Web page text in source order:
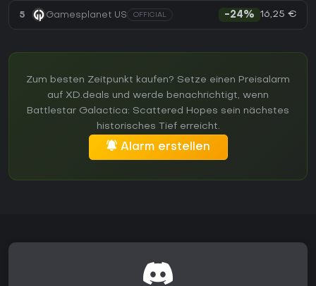
5 Gamesplanet US OFFICIAL -24% 16,25 €
Zum besten Zeitpunkt kaufen? Setze einen Preisalarm
auf XD.deals und werde benachrichtigt, wenn
Battlestar Galactica: Scattered Hopes sein nächstes
historisches Tief erreicht.
Alarm erstellen